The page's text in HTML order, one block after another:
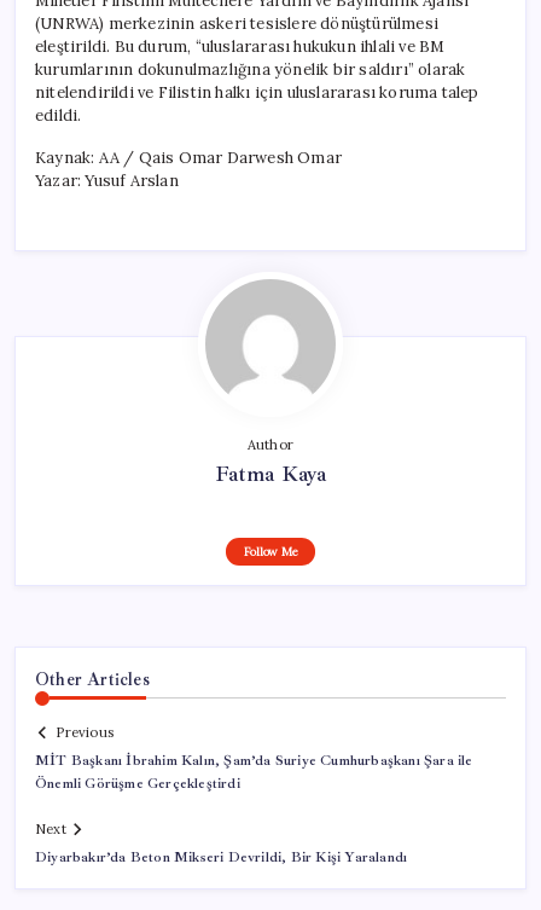
(UNRWA) merkezinin askeri tesislere dönüştürülmesi
eleştirildi. Bu durum, “uluslararası hukukun ihlali ve BM
kurumlarının dokunulmazlığına yönelik bir saldırı” olarak
nitelendirildi ve Filistin halkı için uluslararası koruma talep
edildi.
Kaynak: AA / Qais Omar Darwesh Omar
Yazar: Yusuf Arslan
Author
Fatma Kaya
Follow Me
Other Articles
Previous
MİT Başkanı İbrahim Kalın, Şam’da Suriye Cumhurbaşkanı Şara ile
Önemli Görüşme Gerçekleştirdi
Next
Diyarbakır’da Beton Mikseri Devrildi, Bir Kişi Yaralandı